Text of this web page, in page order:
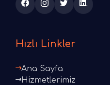
Hızlı Linkler
Ana Sayfa
Hizmetlerimiz